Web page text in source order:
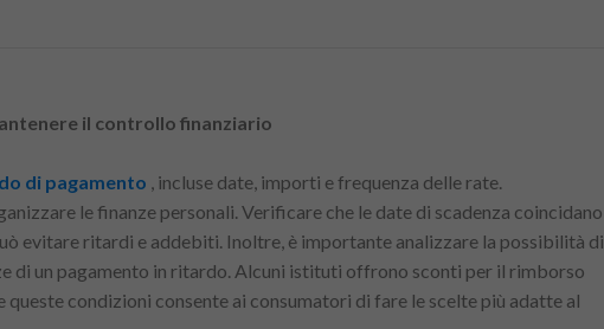
il controllo finanziario
di pagamento , incluse date, importi e frequenza delle rate.
le finanze personali. Verificare che le date di scadenza coincidano
evitare ritardi e addebiti. Inoltre, è importante analizzare la possibilità di
di un pagamento in ritardo. Alcuni istituti offrono sconti per il rimborso
condizioni consente ai consumatori di fare le scelte più adatte al